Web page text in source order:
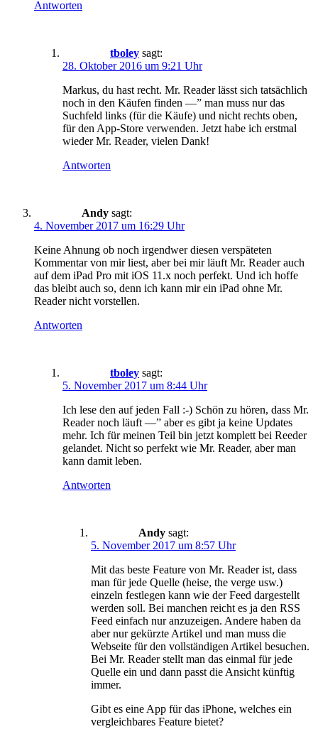
Antworten
tboley sagt:
28. Oktober 2016 um 9:21 Uhr
Markus, du hast recht. Mr. Reader lässt sich tatsächlich
noch in den Käufen finden —” man muss nur das
Suchfeld links (für die Käufe) und nicht rechts oben,
für den App-Store verwenden. Jetzt habe ich erstmal
wieder Mr. Reader, vielen Dank!
Antworten
Andy sagt:
4. November 2017 um 16:29 Uhr
Keine Ahnung ob noch irgendwer diesen verspäteten
Kommentar von mir liest, aber bei mir läuft Mr. Reader auch
auf dem iPad Pro mit iOS 11.x noch perfekt. Und ich hoffe
das bleibt auch so, denn ich kann mir ein iPad ohne Mr.
Reader nicht vorstellen.
Antworten
tboley sagt:
5. November 2017 um 8:44 Uhr
Ich lese den auf jeden Fall :-) Schön zu hören, dass Mr.
Reader noch läuft —” aber es gibt ja keine Updates
mehr. Ich für meinen Teil bin jetzt komplett bei Reeder
gelandet. Nicht so perfekt wie Mr. Reader, aber man
kann damit leben.
Antworten
Andy sagt:
5. November 2017 um 8:57 Uhr
Mit das beste Feature von Mr. Reader ist, dass
man für jede Quelle (heise, the verge usw.)
einzeln festlegen kann wie der Feed dargestellt
werden soll. Bei manchen reicht es ja den RSS
Feed einfach nur anzuzeigen. Andere haben da
aber nur gekürzte Artikel und man muss die
Webseite für den vollständigen Artikel besuchen.
Bei Mr. Reader stellt man das einmal für jede
Quelle ein und dann passt die Ansicht künftig
immer.
Gibt es eine App für das iPhone, welches ein
vergleichbares Feature bietet?